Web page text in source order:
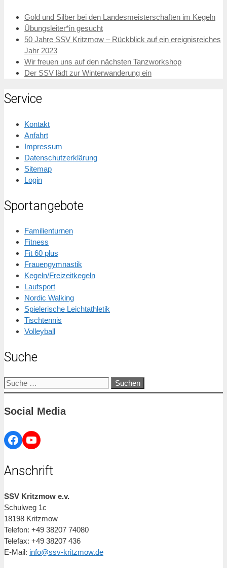
Gold und Silber bei den Landesmeisterschaften im Kegeln
Übungsleiter*in gesucht
50 Jahre SSV Kritzmow – Rückblick auf ein ereignisreiches
Jahr 2023
Wir freuen uns auf den nächsten Tanzworkshop
Der SSV lädt zur Winterwanderung ein
Service
Kontakt
Anfahrt
Impressum
Datenschutzerklärung
Sitemap
Login
Sportangebote
Familienturnen
Fitness
Fit 60 plus
Frauengymnastik
Kegeln/Freizeitkegeln
Laufsport
Nordic Walking
Spielerische Leichtathletik
Tischtennis
Volleyball
Suche
Suche
nach:
Social Media
Facebook
YouTube
Anschrift
SSV Kritzmow e.v.
Schulweg 1c
18198 Kritzmow
Telefon: +49 38207 74080
Telefax: +49 38207 436
E-Mail: info@ssv-kritzmow.de